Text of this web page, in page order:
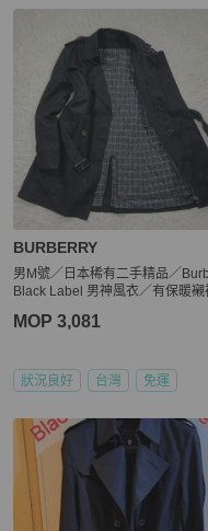
更多相似BURBERRY男裝
BURBERRY
男M號／日本稀有二手精品／
Black Label 男神風衣／有保暖襯
MOP 3,081
狀況良好 台灣 免運